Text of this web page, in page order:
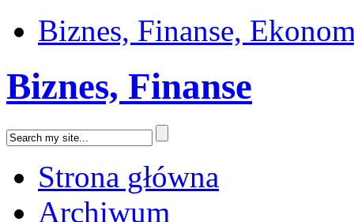
Biznes, Finanse,
Biznes, Finanse
Strona główna
Archiwum